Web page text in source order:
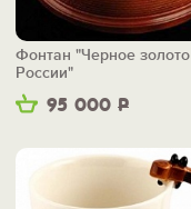
95 000 Р
Фонтан "Черное золото
России"